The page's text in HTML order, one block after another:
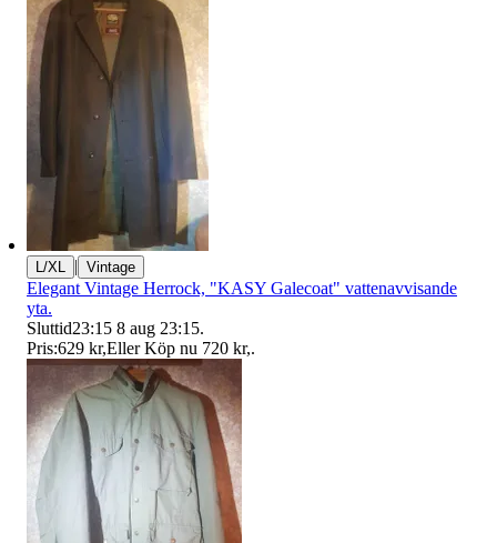
L/XL | Vintage
Elegant Vintage Herrock, "KASY Galecoat" vattenavvisande
yta.
Sluttid23:15 8 aug 23:15.
Pris:629 kr,Eller Köp nu 720 kr,.